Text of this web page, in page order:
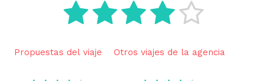
Propuestas del viaje Otros viajes de la agencia